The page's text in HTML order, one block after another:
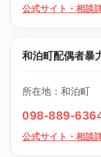
公式サイト・相談
和泊町配偶者暴
所在地：和泊町
098-889-
公式サイト・相談